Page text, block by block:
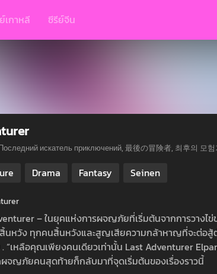
เกาหลี ซีรีย์จีน
искатель приключений, 最後の冒険者, 최후의 모
Drama Fantasy Seinen
– ในยุคแห่งการผจญภัยที่เริ่มต้นจากการวางไ
นหวัง ทุกคนสิ้นหวังและสูญเสียความกล้าหาญที่จะต่
“เหลือคุณเพียงคนเดียวเท่านั้น Last Adventurer
จญภัยคนสุดท้ายก็กลับมาที่จุดเริ่มต้นของเรื่องราวนี้